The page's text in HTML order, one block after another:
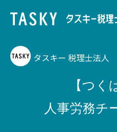
タスキー 税理士法人
【つく
人事労務チ